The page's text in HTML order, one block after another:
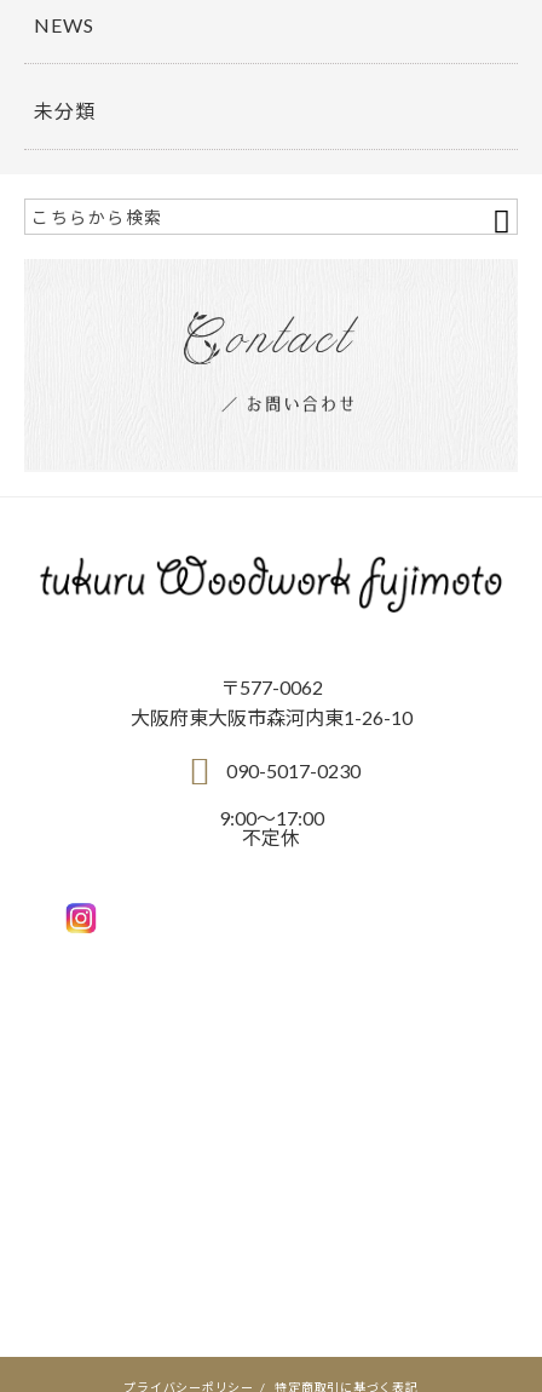
NEWS
未分類
〒577-0062
大阪府東大阪市森河内東1-26-10
090-5017-0230
9:00～17:00
不定休
プライバシーポリシー / 特定商取引に基づく表記